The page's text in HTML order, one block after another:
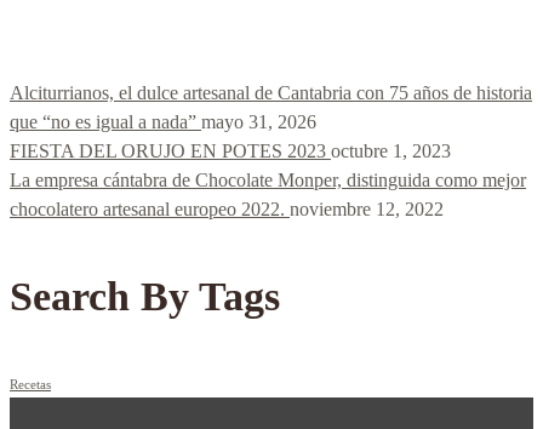
Alciturrianos, el dulce artesanal de Cantabria con 75 años de historia
que “no es igual a nada” mayo 31, 2026
FIESTA DEL ORUJO EN POTES 2023 octubre 1, 2023
La empresa cántabra de Chocolate Monper, distinguida como mejor
chocolatero artesanal europeo 2022. noviembre 12, 2022
Search By Tags
Recetas